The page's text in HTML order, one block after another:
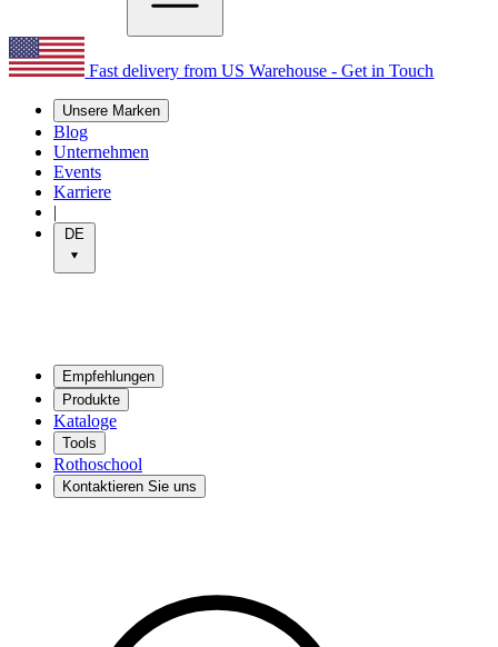
Fast delivery from US Warehouse - Get in Touch
Unsere Marken
Blog
Unternehmen
Events
Karriere
|
DE
Empfehlungen
Produkte
Kataloge
Tools
Rothoschool
Kontaktieren Sie uns